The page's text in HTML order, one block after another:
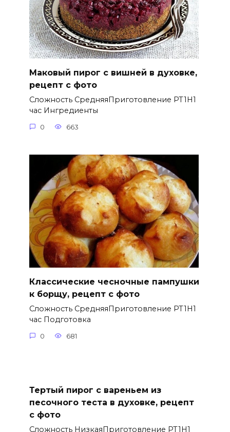
Маковый пирог с вишней в духовке,
рецепт с фото
Сложность СредняяПриготовление PT1H1
час Ингредиенты
0 663
Классические чесночные пампушки
к борщу, рецепт с фото
Сложность СредняяПриготовление PT1H1
час Подготовка
0 681
Тертый пирог с вареньем из
песочного теста в духовке, рецепт
с фото
Сложность НизкаяПриготовление PT1H1